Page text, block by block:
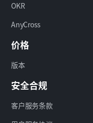
OKR
AnyCross
价格
版本
安全合规
客户服务条款